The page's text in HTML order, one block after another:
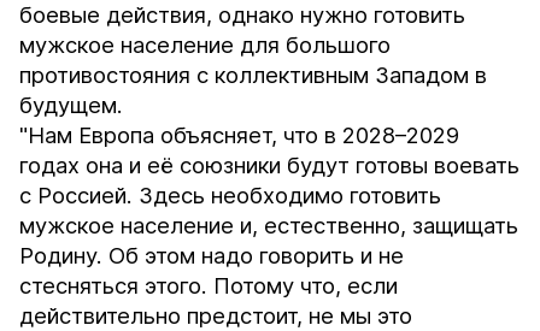
боевые действия, однако нужно готовить
мужское население для большого
противостояния с коллективным Западом в
будущем.
"Нам Европа объясняет, что в 2028–2029
годах она и её союзники будут готовы воевать
с Россией. Здесь необходимо готовить
мужское население и, естественно, защищать
Родину. Об этом надо говорить и не
стесняться этого. Потому что, если
действительно предстоит, не мы это